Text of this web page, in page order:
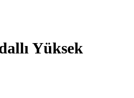
Yüksek